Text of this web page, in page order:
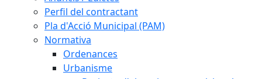
Perfil del contractant
Pla d'Acció Municipal (PAM)
Normativa
Ordenances
Urbanisme